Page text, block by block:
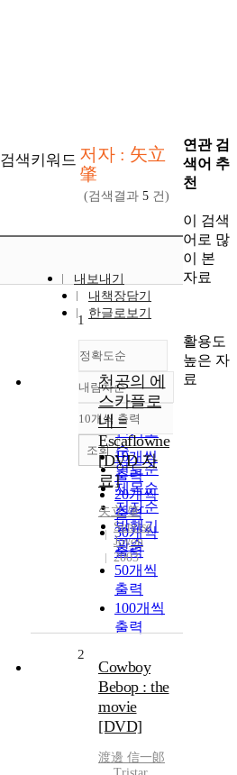
검색키워드 저자 : 矢立
肇
(검색결과 5 건)
내보내기
내책장담기
한글로보기
정확도순
정확도
순
인기도
순
연도순
제목순
저자순
발행기
관순
내림차순
내림차순
10개씩 출력
10개씩
출력
20개씩
출력
30개씩
출력
50개씩
출력
100개씩
출력
조회
1
천공의 에
스카플로
네 =
Escaflowne
[DVD 자
료]
矢立 肇
Sunrise
Joyon
2003
2
Cowboy
Bebop : the
movie
[DVD]
渡邊 信一郞
연관 검
색어 추
천
이 검색
어로 많
이 본
자료
활용도
높은 자
료